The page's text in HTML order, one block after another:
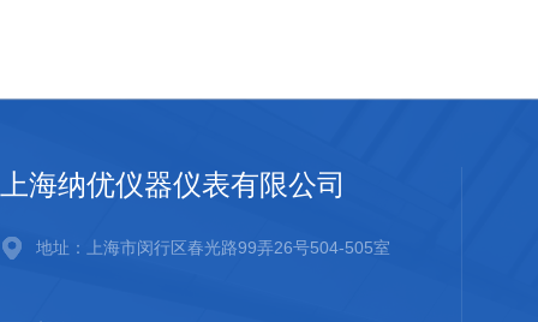
上海纳优仪器仪表有限公司
地址：上海市闵行区春光路99弄26号504-505室